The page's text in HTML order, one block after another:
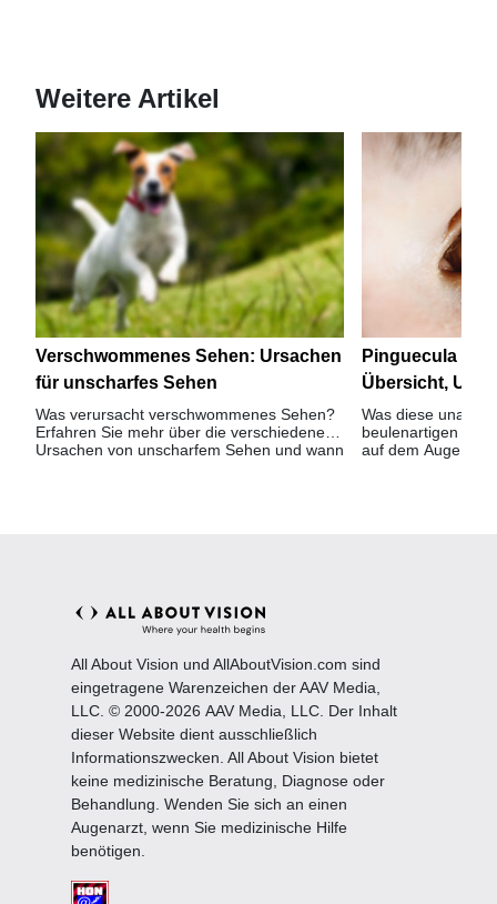
Weitere Artikel
Verschwommenes Sehen: Ursachen
für unscharfes Sehen
Was verursacht verschwommenes Sehen?
Erfahren Sie mehr über die verschiedenen
Ursachen von unscharfem Sehen und wann
Pinguecula
Übersicht,
Was diese
beulenartigen
auf dem Auge
All About Vision und AllAboutVision.com sind
eingetragene Warenzeichen der AAV Media,
LLC. © 2000-2026 AAV Media, LLC. Der Inhalt
dieser Website dient ausschließlich
Informationszwecken. All About Vision bietet
keine medizinische Beratung, Diagnose oder
Behandlung. Wenden Sie sich an einen
Augenarzt, wenn Sie medizinische Hilfe
benötigen.